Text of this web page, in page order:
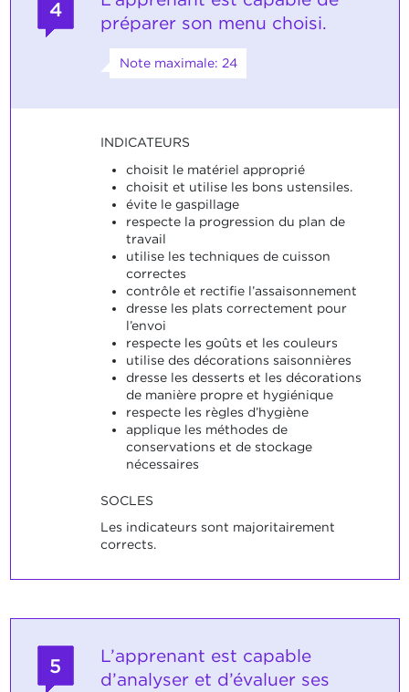
4
préparer son menu choisi.
Note maximale: 24
INDICATEURS
choisit le matériel approprié
choisit et utilise les bons ustensiles.
évite le gaspillage
respecte la progression du plan de
travail
utilise les techniques de cuisson
correctes
contrôle et rectifie l’assaisonnement
dresse les plats correctement pour
l’envoi
respecte les goûts et les couleurs
utilise des décorations saisonnières
dresse les desserts et les décorations
de manière propre et hygiénique
respecte les règles d’hygiène
applique les méthodes de
conservations et de stockage
nécessaires
SOCLES
Les indicateurs sont majoritairement
corrects.
5
L’apprenant est capable
d’analyser et d’évaluer ses